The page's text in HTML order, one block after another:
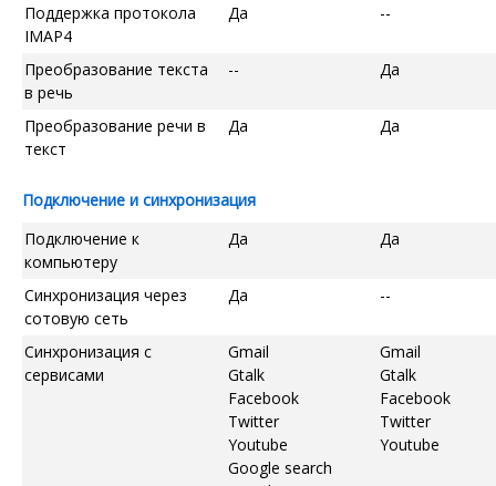
Поддержка протокола
IMAP4
Да --
Преобразование текста
в речь
-- Да
Преобразование речи в
текст
Да Да
Подключение и синхронизация
Подключение к
компьютеру
Да Да
Синхронизация через
сотовую сеть
Да --
Синхронизация с
сервисами
Gmail
Gtalk
Facebook
Twitter
Youtube
Google search
Gmail
Gtalk
Facebook
Twitter
Youtube